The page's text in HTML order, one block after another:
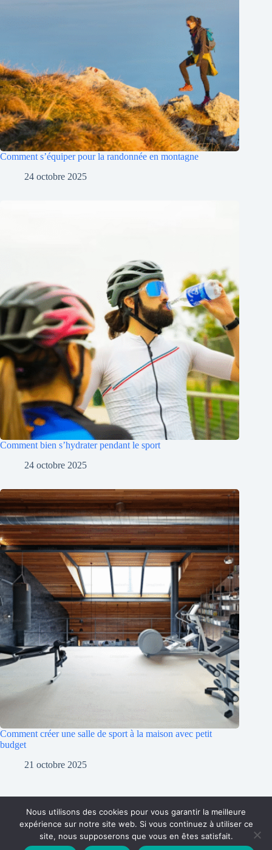
Comment s’équiper pour la randonnée en montagne
24 octobre 2025
Comment bien s’hydrater pendant le sport
24 octobre 2025
Comment créer une salle de sport à la maison avec petit
budget
21 octobre 2025
Partenariat Contact Politique de Confidentialité
Nous utilisons des cookies pour vous garantir la meilleure
expérience sur notre site web. Si vous continuez à utiliser ce
site, nous supposerons que vous en êtes satisfait.